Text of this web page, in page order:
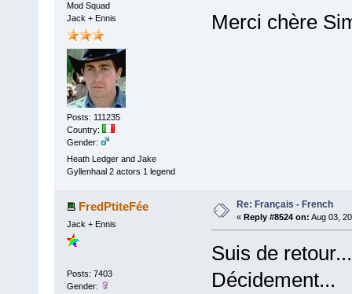
Mod Squad
Jack + Ennis
Posts: 111235
Country:
Gender:
Heath Ledger and Jake
Gyllenhaal 2 actors 1 legend
Merci chère
FredPtiteFée
Jack + Ennis
Posts: 7403
Gender:
Re: Français - French
« Reply #8524 on: Aug 03,
Suis de
Décidement...